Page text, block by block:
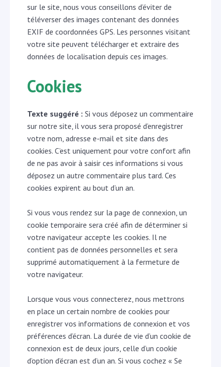
sur le site, nous vous conseillons d’éviter de
téléverser des images contenant des données
EXIF de coordonnées GPS. Les personnes visitant
votre site peuvent télécharger et extraire des
données de localisation depuis ces images.
Cookies
Texte suggéré : Si vous déposez un commentaire
sur notre site, il vous sera proposé d’enregistrer
votre nom, adresse e-mail et site dans des
cookies. C’est uniquement pour votre confort afin
de ne pas avoir à saisir ces informations si vous
déposez un autre commentaire plus tard. Ces
cookies expirent au bout d’un an.
Si vous vous rendez sur la page de connexion, un
cookie temporaire sera créé afin de déterminer si
votre navigateur accepte les cookies. Il ne
contient pas de données personnelles et sera
supprimé automatiquement à la fermeture de
votre navigateur.
Lorsque vous vous connecterez, nous mettrons
en place un certain nombre de cookies pour
enregistrer vos informations de connexion et vos
préférences d’écran. La durée de vie d’un cookie de
connexion est de deux jours, celle d’un cookie
d’option d’écran est d’un an. Si vous cochez « Se